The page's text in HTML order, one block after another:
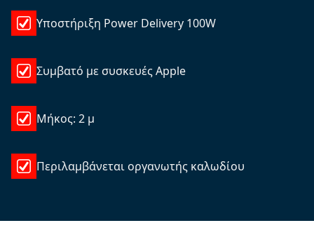
Υποστήριξη Power Delivery 100W
Συμβατό με συσκευές Apple
Μήκος: 2 μ
Περιλαμβάνεται οργανωτής καλωδίου